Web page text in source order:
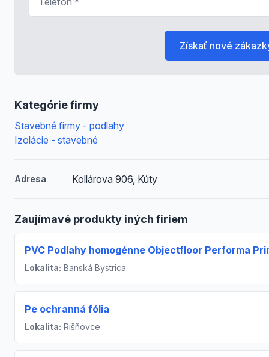
Kategórie firmy
Stavebné firmy - podlahy
Izolácie - stavebné
Adresa Kollárova 906, Kúty
Zaujímavé produkty iných firiem
PVC Podlahy homogénne Objectfloor Performa
Lokalita: Banská Bystrica
Pe ochranná fólia
Lokalita: Rišňovce
Získať nové